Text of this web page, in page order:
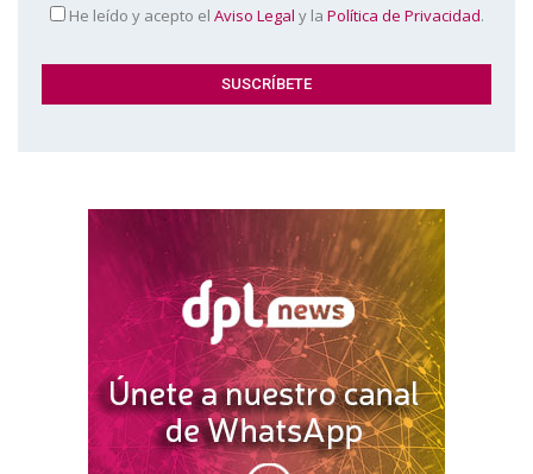
He leído y acepto el Aviso Legal y la Política de Privacidad.